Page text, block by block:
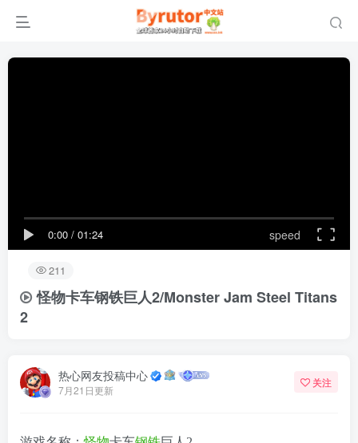
0:00 / 01:24 speed
211
怪物卡车钢铁巨人2/Monster Jam Steel Titans
2
热心网友投稿中心
7月21日更新
关注